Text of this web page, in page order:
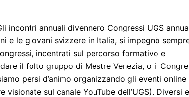
incontri annuali divennero Congressi UGS
e le giovani svizzere in Italia, si impegnò
incentrati sul percorso formativo e
il folto gruppo di Mestre Venezia, o il
persi d’animo organizzando gli eventi online
sul canale YouTube dell’UGS). Diversi e